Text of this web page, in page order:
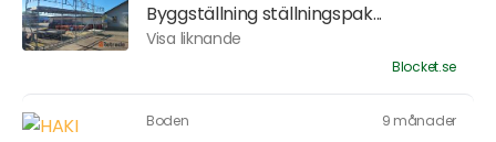
Byggställning ställningspak...
Visa liknande
Blocket.se
Boden 9 månader